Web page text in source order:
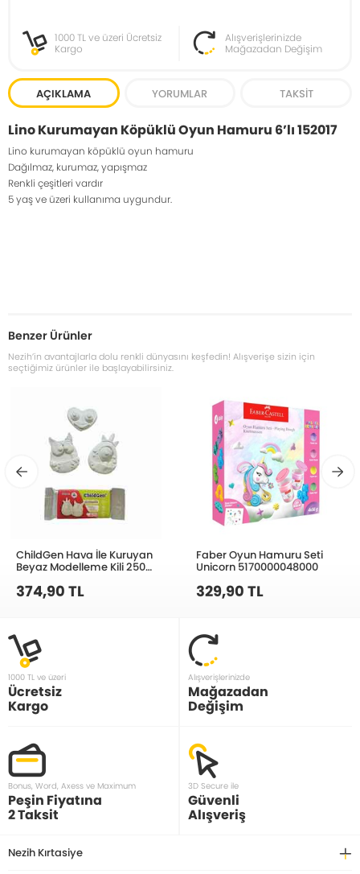
1000 TL ve üzeri Ücretsiz
Kargo
Alışverişlerinizde
Mağazadan Değişim
AÇIKLAMA YORUMLAR TAKSIT
Lino Kurumayan Köpüklü Oyun Hamuru 6’lı 152017
Lino kurumayan köpüklü oyun hamuru
Dağılmaz, kurumaz, yapışmaz
Renkli çeşitleri vardır
5 yaş ve üzeri kullanıma uygundur.
Benzer Ürünler
Nezih’in avantajlarla dolu renkli dünyasını keşfedin! Alışverişe sizin için
seçtiğimiz ürünler ile başlayabilirsiniz.
ChildGen Hava İle Kuruyan
Beyaz Modelleme Kili 250
Gram 0.05.01.344
374,90 TL
Faber Oyun Hamuru Seti
Unicorn 5170000048000
329,90 TL
1000 TL ve üzeri
Ücretsiz
Kargo
Alışverişlerinizde
Mağazadan
Değişim
Bonus, Word, Axess ve Maximum
Peşin Fiyatına
2 Taksit
3D Secure ile
Güvenli
Alışveriş
Nezih Kırtasiye